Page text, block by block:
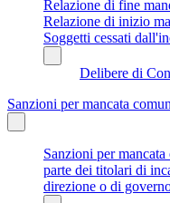
Relazione di fine
Relazione di inizio
Soggetti cessati
Delibere di
Sanzioni per mancata
Sanzioni per
parte dei titolari di
direzione o di